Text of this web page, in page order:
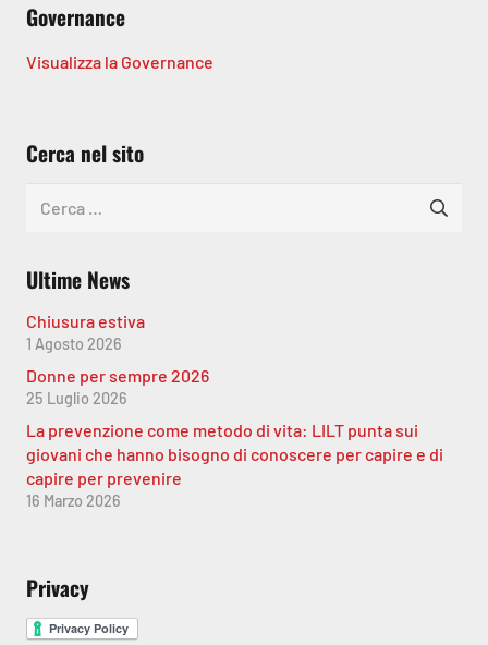
Governance
Visualizza la Governance
Cerca nel sito
Ultime News
Chiusura estiva
1 Agosto 2026
Donne per sempre 2026
25 Luglio 2026
La prevenzione come metodo di vita: LILT punta sui
giovani che hanno bisogno di conoscere per capire e di
capire per prevenire
16 Marzo 2026
Privacy